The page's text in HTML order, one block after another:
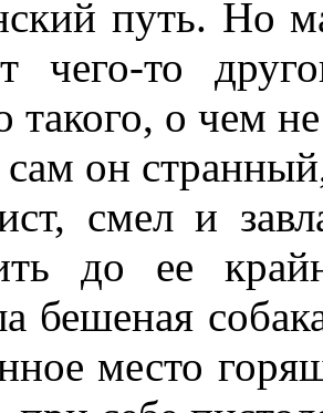
путь. Но
чего-то
такого, о чем
он
смел и
до ее
бешеная
место